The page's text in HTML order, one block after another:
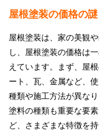
施工事例
スタッフブログ
屋根塗装の価格の
屋根塗装は、家の美観
し、屋根塗装の価格は
えています。まず、屋
ート、瓦、金属など、
種類や施工方法が異な
塗料の種類も重要な要
ど、さまざまな特徴を